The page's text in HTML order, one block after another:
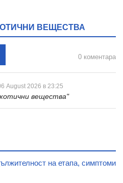
ВЕЩЕСТВА
0 коментара
August 2026 в 23:25
вещества"
на етапа, симптоми